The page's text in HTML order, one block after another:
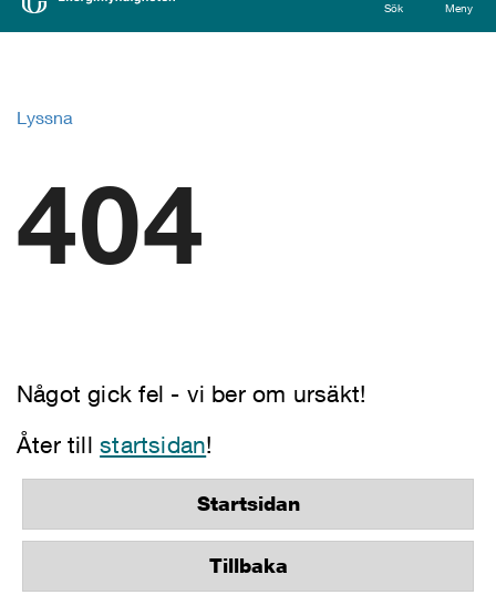
Sök Meny
Lyssna
404
Något gick fel - vi ber om ursäkt!
Åter tillstartsidan!
Startsidan
Tillbaka